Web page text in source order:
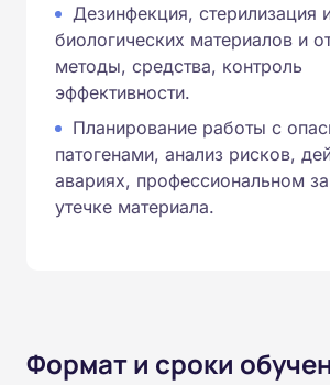
Дезинфекция, стерилизация
биологических материалов и
методы, средства, контроль
эффективности.
Планирование работы с
патогенами, анализ рисков,
авариях, профессиональном
утечке материала.
Формат и сроки